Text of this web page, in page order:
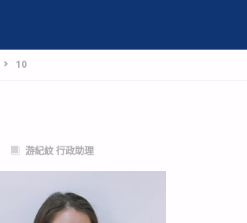
10
游紀紋 行政助理